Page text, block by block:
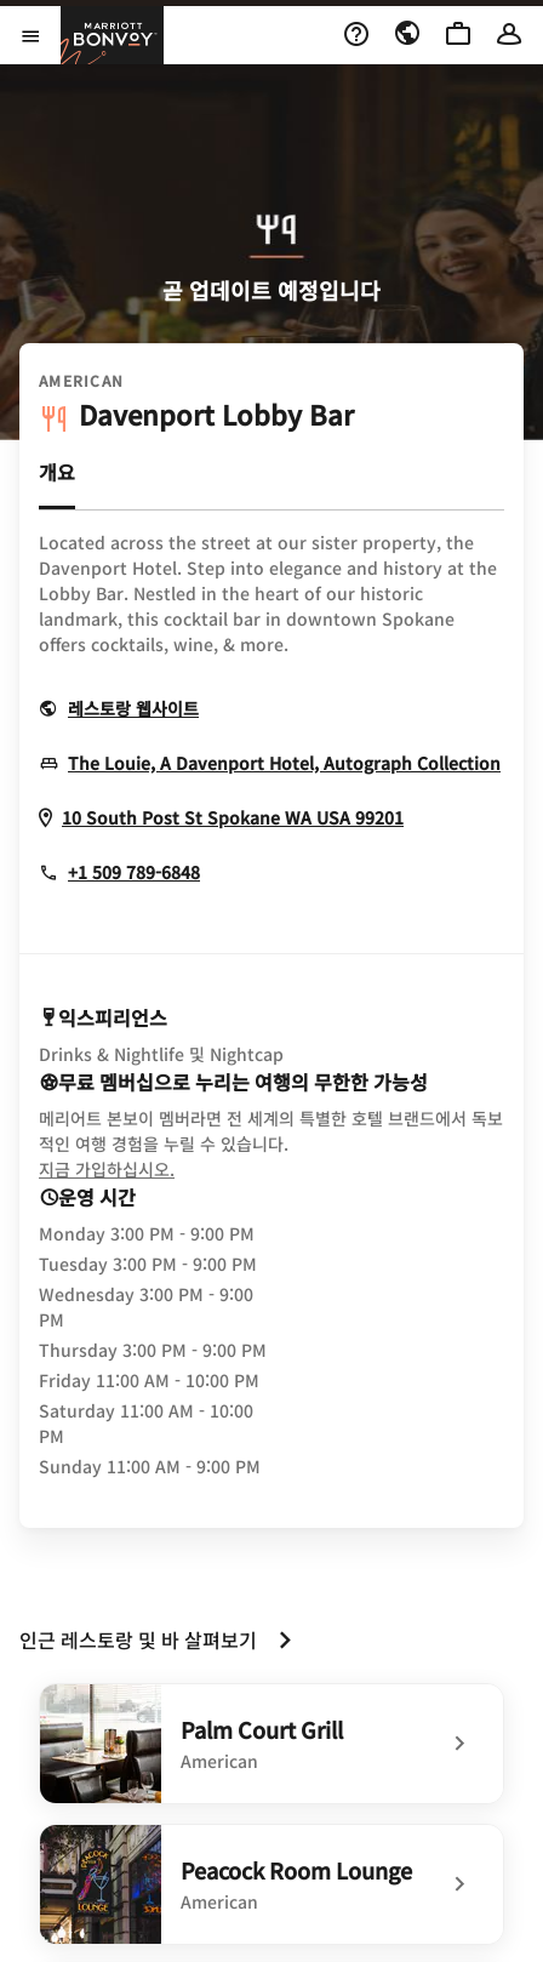
Skip to Content
메뉴 열기
Marriott Bonvoy
곧 업데이트 예정입니다
AMERICAN
Davenport Lobby Bar
개요
Located across the street at our sister property, the
Davenport Hotel. Step into elegance and history at the
Lobby Bar. Nestled in the heart of our historic
landmark, this cocktail bar in downtown Spokane
offers cocktails, wine, & more.
레스토랑 웹사이트Opens In New Window
The Louie, A Davenport Hotel, Autograph Collection
10 South Post St Spokane WA USA 99201Opens In New
+1 509 789-6848
익스피리언스
Drinks & Nightlife 및 Nightcap
무료 멤버십으로 누리는 여행의 무한한 가능성
메리어트 본보이 멤버라면 전 세계의 특별한 호텔 브랜드에서 독보
적인 여행 경험을 누릴 수 있습니다.
지금 가입하십시오.
운영 시간
Monday 3:00 PM - 9:00 PM
Tuesday 3:00 PM - 9:00 PM
Wednesday 3:00 PM - 9:00
PM
Thursday 3:00 PM - 9:00 PM
Friday 11:00 AM - 10:00 PM
Saturday 11:00 AM - 10:00
PM
Sunday 11:00 AM - 9:00 PM
인근 레스토랑 및 바 살펴보기
Palm Court Grill
American
undefined Palm Court Grill
Peacock Room Lounge
American